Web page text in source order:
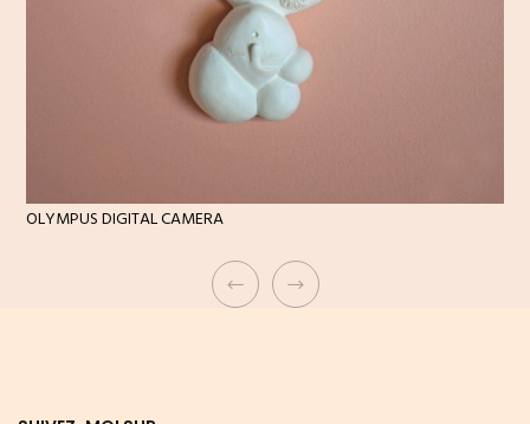
OLYMPUS DIGITAL CAMERA